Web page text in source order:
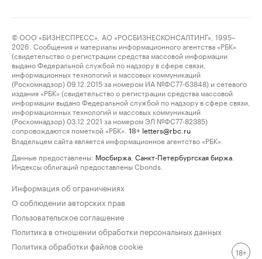
© ООО «БИЗНЕСПРЕСС», АО «РОСБИЗНЕСКОНСАЛТИНГ», 1995–
2026. Сообщения и материалы информационного агентства «РБК»
(свидетельство о регистрации средства массовой информации
выдано Федеральной службой по надзору в сфере связи,
информационных технологий и массовых коммуникаций
(Роскомнадзор) 09.12.2015 за номером ИА №ФС77-63848) и сетевого
издания «РБК» (свидетельство о регистрации средства массовой
информации выдано Федеральной службой по надзору в сфере связи,
информационных технологий и массовых коммуникаций
(Роскомнадзор) 03.12.2021 за номером ЭЛ №ФС77-82385)
сопровождаются пометкой «РБК».
18+ letters@rbc.ru
Владельцем сайта является информационное агентство «РБК».
Данные предоставлены: Мосбиржа Санкт-Петербургская биржа
Индексы облигаций предоставлены Cbonds.
Информация об ограничениях
О соблюдении авторских прав
Пользовательское соглашение
Политика в отношении обработки персональных данных
Политика обработки файлов cookie
18+